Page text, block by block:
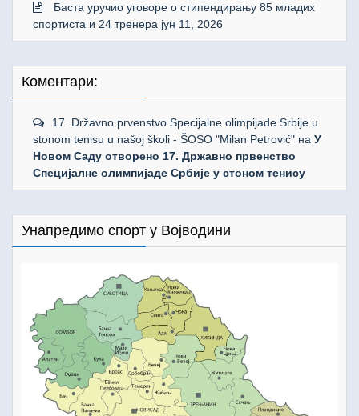
Баста уручио уговоре о стипендирању 85 младих
спортиста и 24 тренера јун 11, 2026
Коментари:
17. Državno prvenstvo Specijalne olimpijade Srbije u
stonom tenisu u našoj školi - ŠOSO "Milan Petrović" на У
Новом Саду отворено 17. Државно првенство
Специјалне олимпијаде Србије у стоном тенису
Унапредимо спорт у Војводини